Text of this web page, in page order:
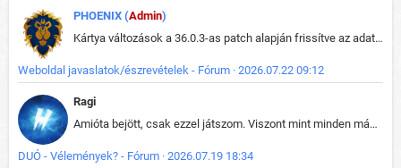
PHOENIX (Admin)
Kártya változások a 36.0.3-as patch alapján frissítve az adatbázisban (képek is cserélve).
Weboldal javaslatok/észrevételek - Fórum · 2026.07.22 09:12
Ragi
Amióta bejött, csak ezzel játszom. Viszont mint minden más - akár az alapjáték is, ez is baromira összetett lett. Néha már pár kör után is esélytelen az egész. Vagy irreállisan túltápol valaki, vagy lelép a partner, vagy csak hülye mint a segg. És amikor eljönne az én időm, na akkor jön el mindenki másé is. Engem jobban érdekelne, hogy ki milyen ratingen szokott játszani. Na ez lenne egy érdekes adat.
DUÓ - Vélemények? - Fórum · 2026.07.19 18:34